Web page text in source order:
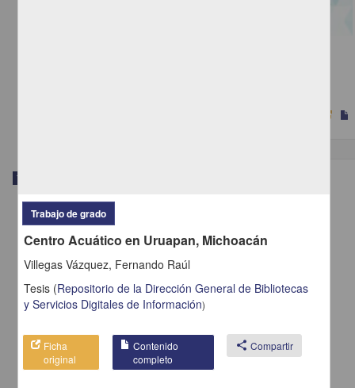
Trabajo de grado
Trabajo de grado
Centro Acuático en Uruapan, Michoacán
Villegas Vázquez, Fernando Raúl
Tesis (Repositorio de la Dirección General de Bibliotecas
y Servicios Digitales de Información)
Ficha
original
Contenido
completo
share Compartir